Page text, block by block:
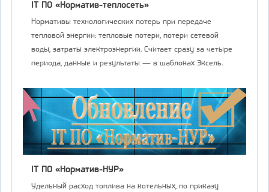
IT ПО «Норматив-теплосеть»
Нормативы технологических потерь при передаче
тепловой энергии: тепловые потери, потери сетевой
воды, затраты электроэнергии. Считает сразу за четыре
периода, данные и результаты — в шаблонах Эксель.
IT ПО «Норматив-НУР»
Удельный расход топлива на котельных, по приказу